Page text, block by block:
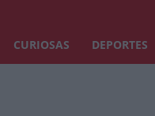
CURIOSAS DEPORTES